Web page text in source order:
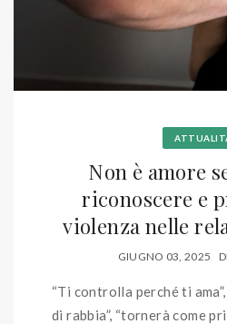
Non è amore
riconoscere e
violenza nelle
GIUGNO 03, 2025 DI
“Ti controlla perché ti
di rabbia”, “tornerà come